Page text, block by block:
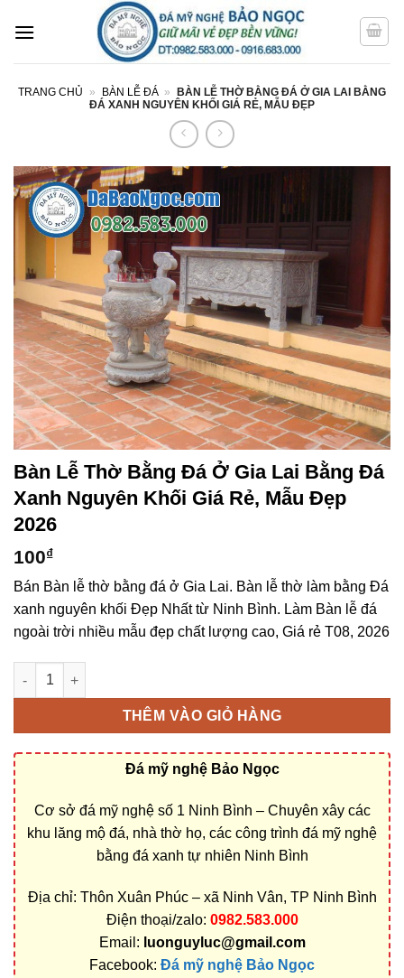
qua
TRANG CHỦ » BÀN LỄ ĐÁ »
BÀN LỄ THỜ BẰNG ĐÁ Ở GIA LAI BẰNG
ĐÁ XANH NGUYÊN KHỐI GIÁ RẺ, MẪU ĐẸP
Bàn Lễ Thờ Bằng Đá Ở Gia Lai Bằng Đá
Xanh Nguyên Khối Giá Rẻ, Mẫu Đẹp
2026
100₫
Bán Bàn lễ thờ bằng đá ở Gia Lai. Bàn lễ thờ làm bằng Đá
xanh nguyên khối Đẹp Nhất từ Ninh Bình. Làm Bàn lễ đá
ngoài trời nhiều mẫu đẹp chất lượng cao, Giá rẻ T08, 2026
Bàn lễ thờ bằng đá ở Gia Lai bằng Đá xanh nguyên khối giá
THÊM VÀO GIỎ HÀNG
Đá mỹ nghệ Bảo Ngọc
Cơ sở đá mỹ nghệ số 1 Ninh Bình – Chuyên xây các
khu lăng mộ đá, nhà thờ họ, các công trình đá mỹ nghệ
bằng đá xanh tự nhiên Ninh Bình
Địa chỉ: Thôn Xuân Phúc – xã Ninh Vân, TP Ninh Bình
Điện thoại/zalo: 0982.583.000
Email: luonguyluc@gmail.com
Facebook: Đá mỹ nghệ Bảo Ngọc